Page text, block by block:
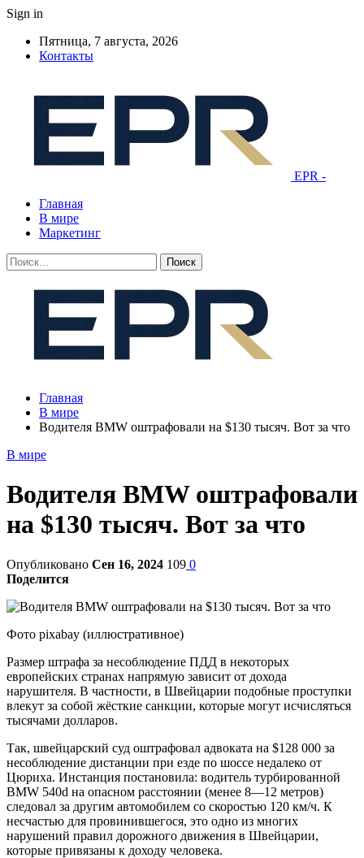
Sign in
Пятница, 7 августа, 2026
Контакты
EPR -
Главная
В мире
Маркетинг
Главная
В мире
Водителя BMW оштрафовали на $130 тысяч. Вот за что
В мире
Водителя BMW оштрафовали
на $130 тысяч. Вот за что
Опубликовано Сен 16, 2024 109 0
Поделится
Фото pixabay (иллюстративное)
Размер штрафа за несоблюдение ПДД в некоторых
европейских странах напрямую зависит от дохода
нарушителя. В частности, в Швейцарии подобные проступки
влекут за собой жёсткие санкции, которые могут исчисляться
тысячами долларов.
Так, швейцарский суд оштрафовал адвоката на $128 000 за
несоблюдение дистанции при езде по шоссе недалеко от
Цюриха. Инстанция постановила: водитель турбированной
BMW 540d на опасном расстоянии (менее 8—12 метров)
следовал за другим автомобилем со скоростью 120 км/ч. К
несчастью для провинившегося, это одно из многих
нарушений правил дорожного движения в Швейцарии,
которые привязаны к доходу человека.